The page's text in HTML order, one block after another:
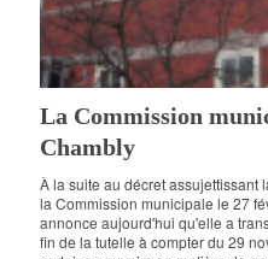
La Commission
Chambly
À la suite au décret assujettissant
la Commission municipale le 27
annonce aujourd'hui qu'elle a
fin de la tutelle à compter du 29